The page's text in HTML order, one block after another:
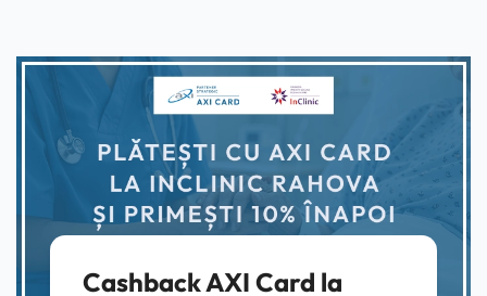
Cashback AXI Card la